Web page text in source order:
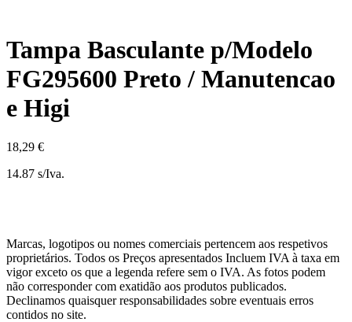
Tampa Basculante p/Modelo
FG295600 Preto / Manutencao
e Higi
18,29 €
14.87 s/Iva.
Marcas, logotipos ou nomes comerciais pertencem aos respetivos
proprietários. Todos os Preços apresentados Incluem IVA à taxa em
vigor exceto os que a legenda refere sem o IVA. As fotos podem
não corresponder com exatidão aos produtos publicados.
Declinamos quaisquer responsabilidades sobre eventuais erros
contidos no site.